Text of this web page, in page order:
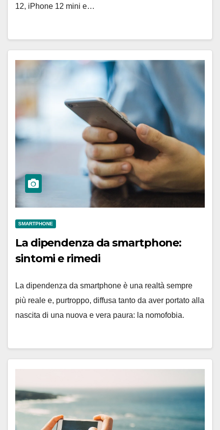
12, iPhone 12 mini e…
SMARTPHONE
La dipendenza da smartphone:
sintomi e rimedi
La dipendenza da smartphone è una realtà sempre
più reale e, purtroppo, diffusa tanto da aver portato alla
nascita di una nuova e vera paura: la nomofobia.